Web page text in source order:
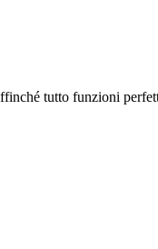
tutto funzioni